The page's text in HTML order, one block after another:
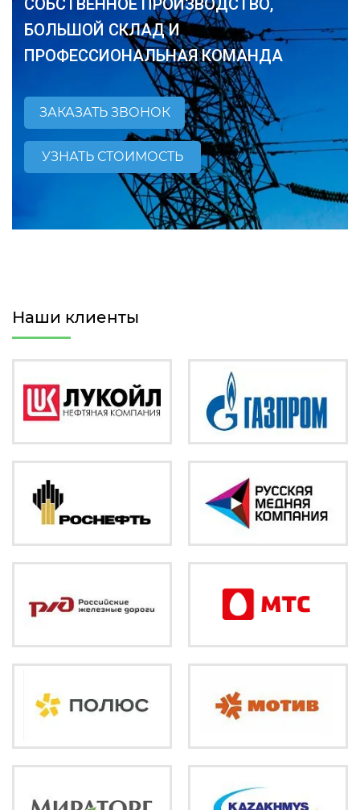
БОЛЬШОЙ СКЛАД И
ПРОФЕССИОНАЛЬНАЯ КОМАНДА
ЗАКАЗАТЬ ЗВОНОК
УЗНАТЬ СТОИМОСТЬ
Наши клиенты